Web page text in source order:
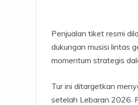
Penjualan tiket resmi
dukungan musisi lintas
momentum strategis
Tur ini ditargetkan
setelah Lebaran 2026.